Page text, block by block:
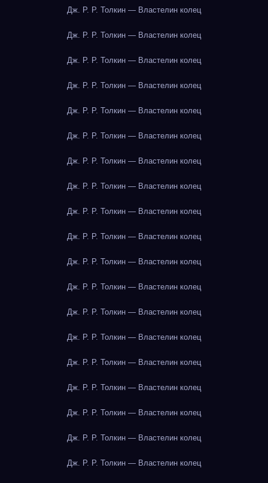
Дж. Р. Р. Толкин — Властелин колец
Дж. Р. Р. Толкин — Властелин колец
Дж. Р. Р. Толкин — Властелин колец
Дж. Р. Р. Толкин — Властелин колец
Дж. Р. Р. Толкин — Властелин колец
Дж. Р. Р. Толкин — Властелин колец
Дж. Р. Р. Толкин — Властелин колец
Дж. Р. Р. Толкин — Властелин колец
Дж. Р. Р. Толкин — Властелин колец
Дж. Р. Р. Толкин — Властелин колец
Дж. Р. Р. Толкин — Властелин колец
Дж. Р. Р. Толкин — Властелин колец
Дж. Р. Р. Толкин — Властелин колец
Дж. Р. Р. Толкин — Властелин колец
Дж. Р. Р. Толкин — Властелин колец
Дж. Р. Р. Толкин — Властелин колец
Дж. Р. Р. Толкин — Властелин колец
Дж. Р. Р. Толкин — Властелин колец
Дж. Р. Р. Толкин — Властелин колец